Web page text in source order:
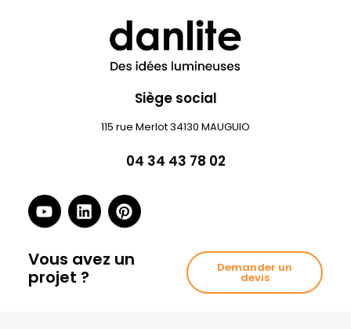
Siège social
115 rue Merlot 34130 MAUGUIO
04 34 43 78 02
Vous avez un
projet ?
Demander un
devis